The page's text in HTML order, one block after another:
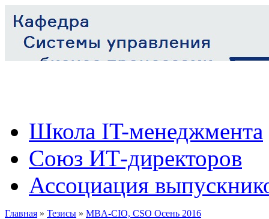
Школа IT-менеджмента
Союз ИТ-директоров
Ассоциация
Главная » Тезисы » MBA-CIO, CSO Осень 2016